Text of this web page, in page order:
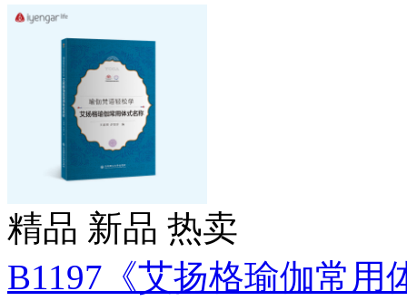
精品 新品 热卖
B1197《艾扬格瑜伽常用